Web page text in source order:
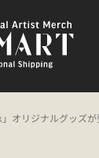
オリジナルグッズが